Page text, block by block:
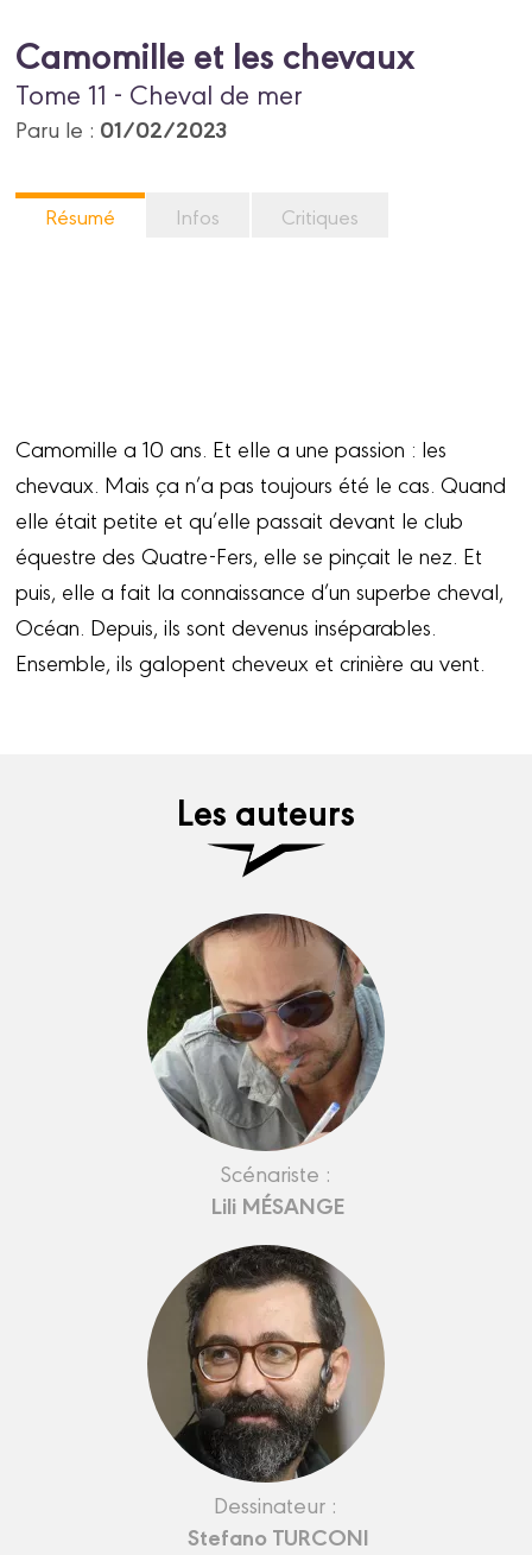
Camomille et les chevaux
Tome 11 - Cheval de mer
Paru le : 01/02/2023
Résumé Infos Critiques
Camomille a 10 ans. Et elle a une passion : les
chevaux. Mais ça n’a pas toujours été le cas. Quand
elle était petite et qu’elle passait devant le club
équestre des Quatre-Fers, elle se pinçait le nez. Et
puis, elle a fait la connaissance d’un superbe cheval,
Océan. Depuis, ils sont devenus inséparables.
Ensemble, ils galopent cheveux et crinière au vent.
Les auteurs
Scénariste :
Lili MÉSANGE
Dessinateur :
Stefano TURCONI